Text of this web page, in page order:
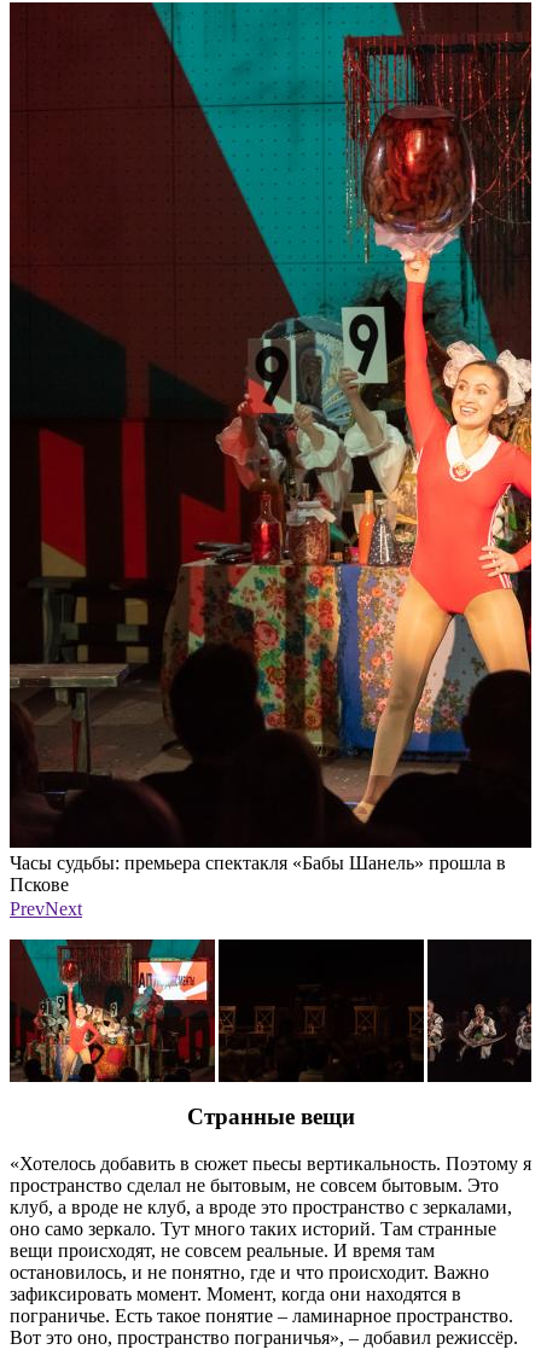
Часы судьбы: премьера спектакля «Бабы Шанель» прошла в
Пскове
Фото: ПАИ
PrevNext
Странные вещи
«Хотелось добавить в сюжет пьесы вертикальность. Поэтому я
пространство сделал не бытовым, не совсем бытовым. Это
клуб, а вроде не клуб, а вроде это пространство с зеркалами,
оно само зеркало. Тут много таких историй. Там странные
вещи происходят, не совсем реальные. И время там
остановилось, и не понятно, где и что происходит. Важно
зафиксировать момент. Момент, когда они находятся в
пограничье. Есть такое понятие – ламинарное пространство.
Вот это оно, пространство пограничья», – добавил режиссёр.